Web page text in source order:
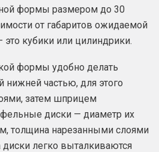
формы размером до 30
от габаритов ожидаемой
кубики или цилиндрики.
формы удобно делать
нижней частью, для этого
затем шприцем
диски — диаметр их
толщина нарезанными слоями
легко выталкиваются